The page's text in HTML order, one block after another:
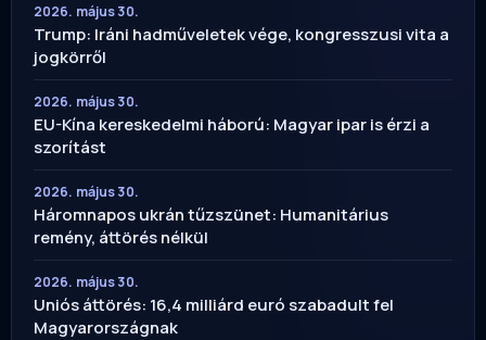
2026. május 30.
Trump: Iráni hadműveletek vége, kongresszusi vita a
jogkörről
2026. május 30.
EU-Kína kereskedelmi háború: Magyar ipar is érzi a
szorítást
2026. május 30.
Háromnapos ukrán tűzszünet: Humanitárius
remény, áttörés nélkül
2026. május 30.
Uniós áttörés: 16,4 milliárd euró szabadult fel
Magyarországnak